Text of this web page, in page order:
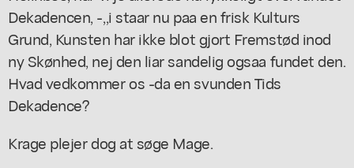
Dekadencen, -,,i staar nu paa en frisk Kulturs
Grund, Kunsten har ikke blot gjort Fremstød inod
ny Skønhed, nej den liar sandelig ogsaa fundet den.
Hvad vedkommer os -da en svunden Tids
Dekadence?
Krage plejer dog at søge Mage.